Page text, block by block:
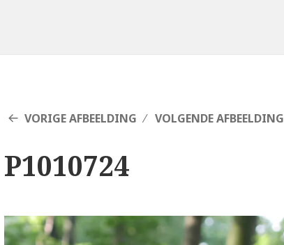
VORIGE AFBEELDING VOLGENDE AFBEELDING
P1010724